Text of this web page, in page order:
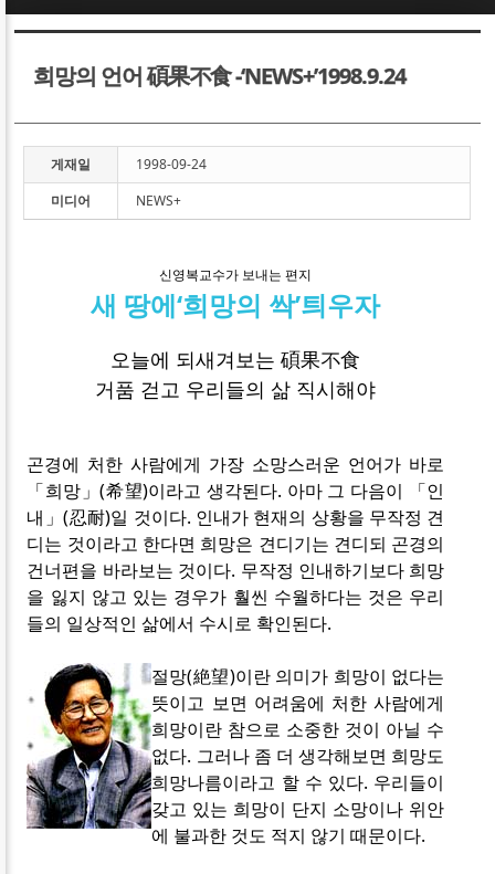
희망의 언어 碩果不食 -‘NEWS+’1998.9.24
게재일
1998-09-24
미디어
NEWS+
신영복교수가 보내는 편지
새 땅에‘희망의 싹’틔우자
오늘에 되새겨보는 碩果不食
거품 걷고 우리들의 삶 직시해야
곤경에 처한 사람에게 가장 소망스러운 언어가 바로
「희망」(希望)이라고 생각된다. 아마 그 다음이 「인
내」(忍耐)일 것이다. 인내가 현재의 상황을 무작정 견
디는 것이라고 한다면 희망은 견디기는 견디되 곤경의
건너편을 바라보는 것이다. 무작정 인내하기보다 희망
을 잃지 않고 있는 경우가 훨씬 수월하다는 것은 우리
들의 일상적인 삶에서 수시로 확인된다.
절망(絶望)이란 의미가 희망이 없다는
뜻이고 보면 어려움에 처한 사람에게
희망이란 참으로 소중한 것이 아닐 수
없다. 그러나 좀 더 생각해보면 희망도
희망나름이라고 할 수 있다. 우리들이
갖고 있는 희망이 단지 소망이나 위안
에 불과한 것도 적지 않기 때문이다.
Sketchbook5, 스케치북5
Sketchbook5, 스케치북5
Sketchbook5, 스케치북5
Sketchbook5, 스케치북5